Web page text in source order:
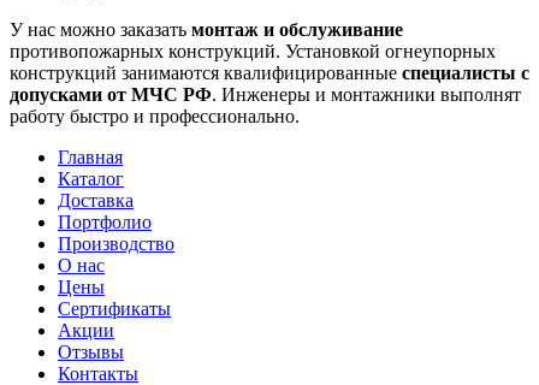
У нас можно заказать монтаж и обслуживание
противопожарных конструкций. Установкой огнеупорных
конструкций занимаются квалифицированные специалисты с
допусками от МЧС РФ. Инженеры и монтажники выполнят
работу быстро и профессионально.
Главная
Каталог
Доставка
Портфолио
Производство
О нас
Цены
Сертификаты
Акции
Отзывы
Контакты